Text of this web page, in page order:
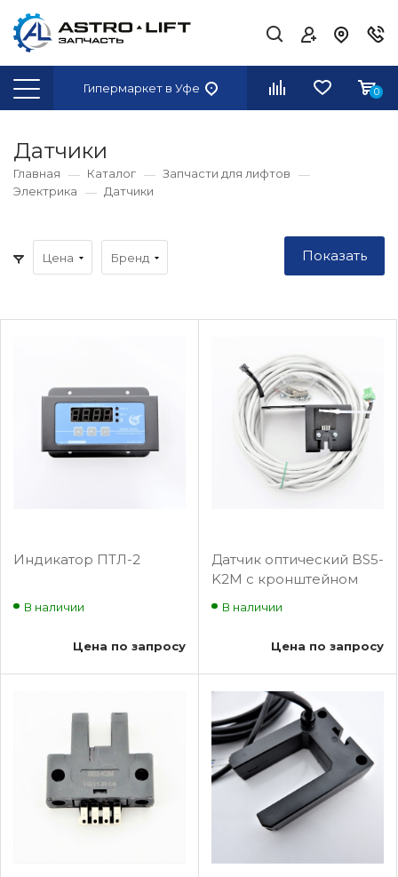
Гипермаркетв Уфе 0
Датчики
Главная Каталог
Запчасти для лифтов
Электрика
Датчики
Цена Бренд
Индикатор ПТЛ-2
В наличии
Цена по запросу
Датчик оптический BS5-
K2M с кронштейном
В наличии
Цена по запросу